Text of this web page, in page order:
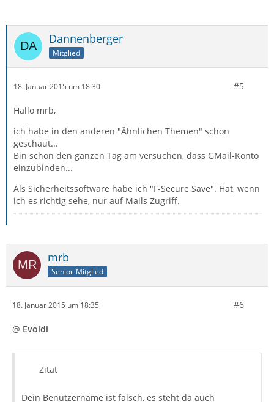
Dannenberger
Mitglied
18. Januar 2015 um 18:30 #5
Hallo mrb,
ich habe in den anderen "Ähnlichen Themen" schon
geschaut...
Bin schon den ganzen Tag am versuchen, dass GMail-Konto
einzubinden...
Als Sicherheitssoftware habe ich "F-Secure Save". Hat, wenn
ich es richtig sehe, nur auf Mails Zugriff.
mrb
Senior-Mitglied
18. Januar 2015 um 18:35 #6
@ Evoldi
Zitat
Dein Benutzername ist falsch, es steht da auch